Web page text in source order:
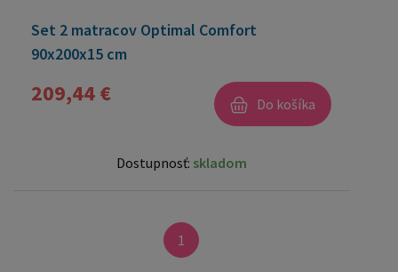
Set 2 matracov Optimal Comfort
90x200x15 cm
209,44 € Do košíka
Dostupnosť: skladom
1